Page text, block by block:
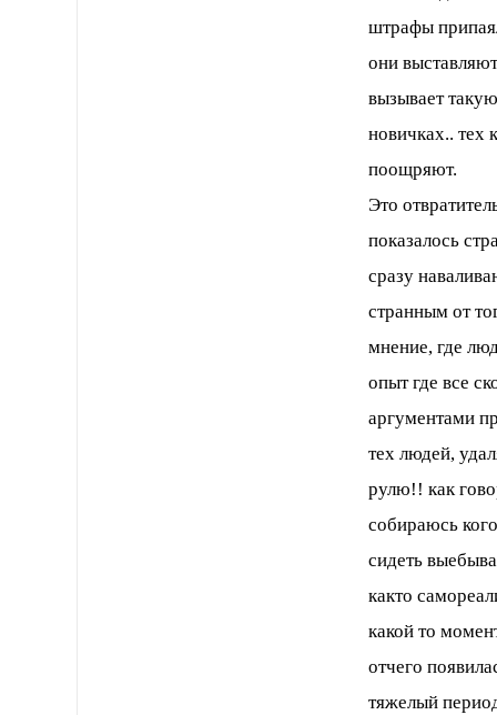
штрафы
они
вызывает
новичках.. тех
поощряют.
Это
показалось
сразу
странным от
мнение, где
опыт где все
аргументами
тех людей,
рулю!! как
собираюсь
сидеть
както
какой то
отчего
тяжелый